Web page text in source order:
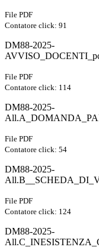
File PDF
Contatore click: 91
DM88-2025-
File PDF
Contatore click: 114
DM88-2025-
File PDF
Contatore click: 54
DM88-2025-
File PDF
Contatore click: 124
DM88-2025-